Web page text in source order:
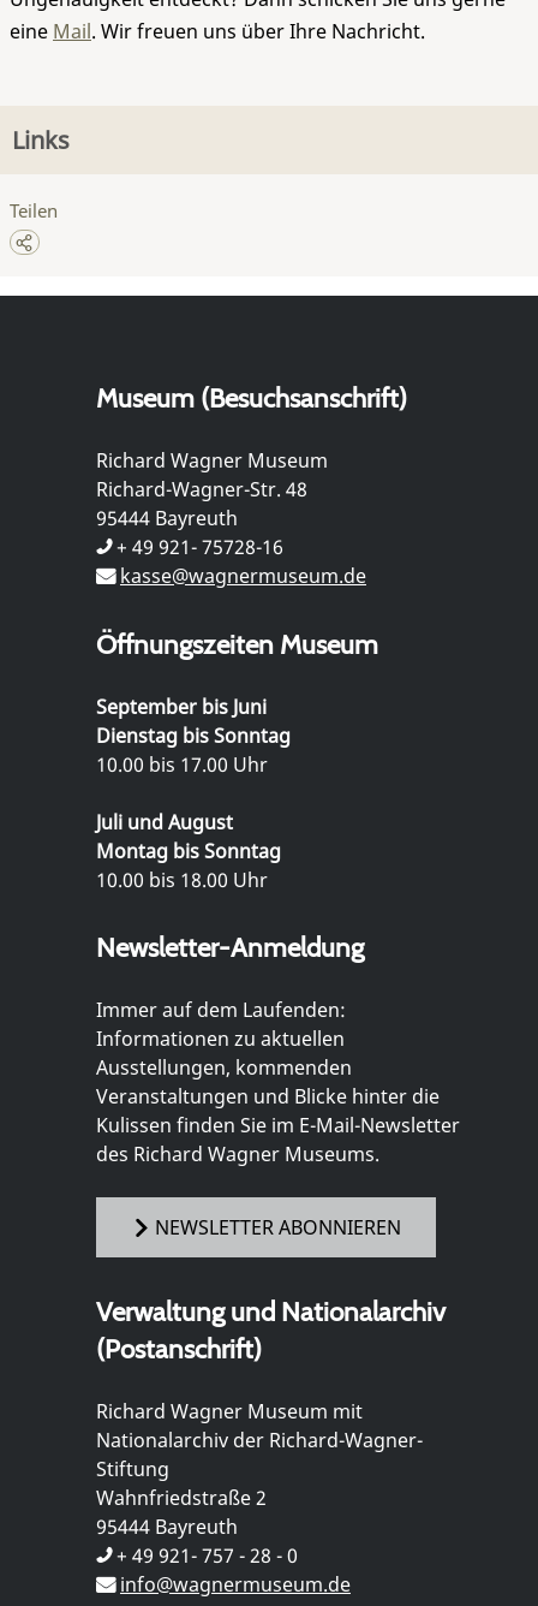
eine Mail. Wir freuen uns über Ihre Nachricht.
Links
Teilen
Museum (Besuchsanschrift)
Richard Wagner Museum
Richard-Wagner-Str. 48
95444 Bayreuth
+ 49 921- 75728-16
kasse@wagnermuseum.de
Öffnungszeiten Museum
September bis Juni
Dienstag bis Sonntag
10.00 bis 17.00 Uhr
Juli und August
Montag bis Sonntag
10.00 bis 18.00 Uhr
Newsletter-Anmeldung
Immer auf dem Laufenden:
Informationen zu aktuellen
Ausstellungen, kommenden
Veranstaltungen und Blicke hinter die
Kulissen finden Sie im E-Mail-Newsletter
des Richard Wagner Museums.
NEWSLETTER ABONNIEREN
Verwaltung und Nationalarchiv
(Postanschrift)
Richard Wagner Museum mit
Nationalarchiv der Richard-Wagner-
Stiftung
Wahnfriedstraße 2
95444 Bayreuth
+ 49 921- 757 - 28 - 0
info@wagnermuseum.de